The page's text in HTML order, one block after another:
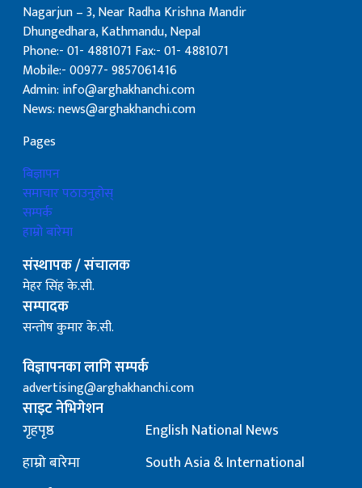
Nagarjun – 3, Near Radha Krishna Mandir
Dhungedhara, Kathmandu, Nepal
Phone:- 01- 4881071 Fax:- 01- 4881071
Mobile:- 00977- 9857061416
Admin: info@arghakhanchi.com
News: news@arghakhanchi.com
Pages
बिज्ञापन
समाचार पठाउनुहोस्
सम्पर्क
हाम्रो बारेमा
संस्थापक / संचालक
मेहर सिंह के.सी.
सम्पादक
सन्तोष कुमार के.सी.
विज्ञापनका लागि सम्पर्क
advertising@arghakhanchi.com
साइट नेभिगेशन
गृहपृष्ठ
हाम्रो बारेमा
English National News
South Asia & International